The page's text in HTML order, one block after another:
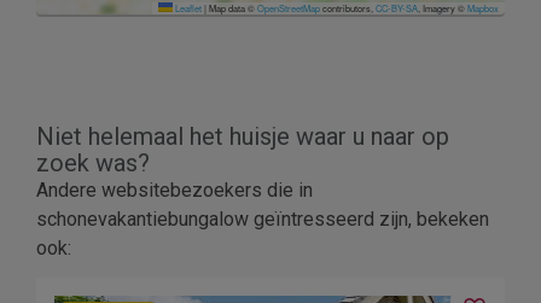
Leaflet|Map data ©OpenStreetMapcontributors,CC-BY-SA, Imagery ©Mapbox
Niet helemaal het huisje waar u naar op
zoek was?
Andere websitebezoekers die in
schonevakantiebungalow geïntresseerd zijn, bekeken
ook: